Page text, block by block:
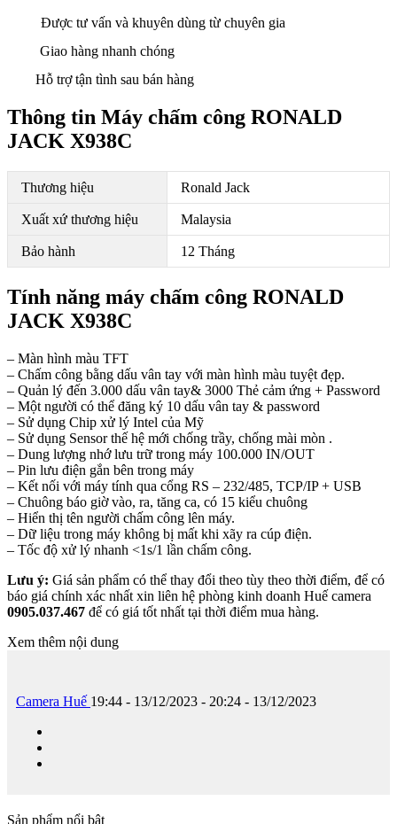
Được tư vấn và khuyên dùng từ chuyên gia
Giao hàng nhanh chóng
Hỗ trợ tận tình sau bán hàng
Thông tin Máy chấm công RONALD
JACK X938C
Thương hiệu Ronald Jack
Xuất xứ thương hiệu Malaysia
Bảo hành 12 Tháng
Tính năng máy chấm công RONALD
JACK X938C
– Màn hình màu TFT
– Chấm công bằng dấu vân tay với màn hình màu tuyệt đẹp.
– Quản lý đến 3.000 dấu vân tay& 3000 Thẻ cảm ứng + Password
– Một người có thể đăng ký 10 dấu vân tay & password
– Sử dụng Chip xử lý Intel của Mỹ
– Sử dụng Sensor thế hệ mới chống trầy, chống mài mòn .
– Dung lượng nhớ lưu trữ trong máy 100.000 IN/OUT
– Pin lưu điện gắn bên trong máy
– Kết nối với máy tính qua cổng RS – 232/485, TCP/IP + USB
– Chuông báo giờ vào, ra, tăng ca, có 15 kiểu chuông
– Hiển thị tên người chấm công lên máy.
– Dữ liệu trong máy không bị mất khi xãy ra cúp điện.
– Tốc độ xử lý nhanh <1s/1 lần chấm công.
Lưu ý: Giá sản phẩm có thể thay đổi theo tùy theo thời điểm, để có
báo giá chính xác nhất xin liên hệ phòng kinh doanh Huế camera
0905.037.467 để có giá tốt nhất tại thời điểm mua hàng.
Xem thêm nội dung
Camera Huế 19:44 - 13/12/2023 - 20:24 - 13/12/2023
Sản phẩm nổi bật